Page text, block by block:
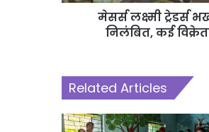
मेसर्स लक्ष्मी ट्रेडर्स
निलंबित, कई
Related Articles